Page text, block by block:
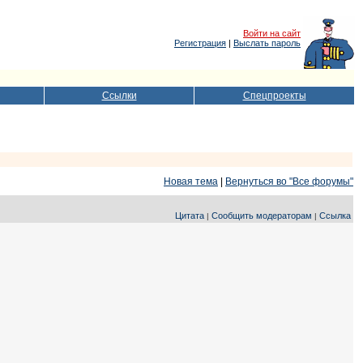
Войти на сайт
Регистрация | Выслать пароль
Ссылки Спецпроекты
Новая тема
Вернуться во "Все форумы"
Цитата Сообщить модераторам Ссылка